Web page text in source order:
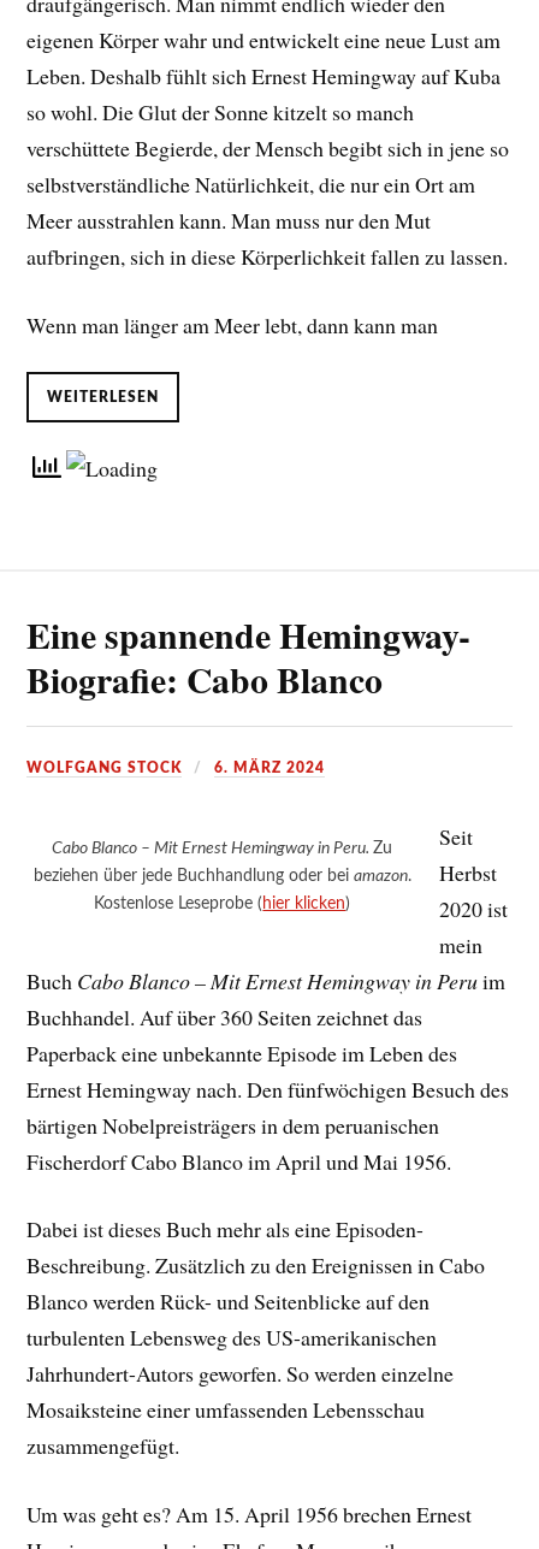
eigenen Körper wahr und entwickelt eine neue Lust am
Leben. Deshalb fühlt sich Ernest Hemingway auf Kuba
so wohl. Die Glut der Sonne kitzelt so manch
verschüttete Begierde, der Mensch begibt sich in jene so
selbstverständliche Natürlichkeit, die nur ein Ort am
Meer ausstrahlen kann. Man muss nur den Mut
aufbringen, sich in diese Körperlichkeit fallen zu lassen.
Wenn man länger am Meer lebt, dann kann man
WEITERLESEN
Eine spannende Hemingway-
Biografie: Cabo Blanco
WOLFGANG STOCK 6. MÄRZ 2024
Cabo Blanco – Mit Ernest Hemingway in Peru.Zu
beziehen über jede Buchhandlung oder bei amazon.
Kostenlose Leseprobe ( hier klicken)
Seit
Herbst
2020 ist
mein
Buch Cabo Blanco – Mit Ernest Hemingway in Peruim
Buchhandel. Auf über 360 Seiten zeichnet das
Paperback eine unbekannte Episode im Leben des
Ernest Hemingway nach. Den fünfwöchigen Besuch des
bärtigen Nobelpreisträgers in dem peruanischen
Fischerdorf Cabo Blanco im April und Mai 1956.
Dabei ist dieses Buch mehr als eine Episoden-
Beschreibung. Zusätzlich zu den Ereignissen in Cabo
Blanco werden Rück- und Seitenblicke auf den
turbulenten Lebensweg des US-amerikanischen
Jahrhundert-Autors geworfen. So werden einzelne
Mosaiksteine einer umfassenden Lebensschau
zusammengefügt.
Um was geht es? Am 15. April 1956 brechen Ernest